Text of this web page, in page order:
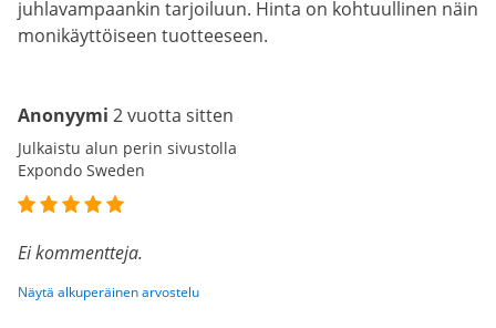
juhlavampaankin tarjoiluun. Hinta on kohtuullinen näin
monikäyttöiseen tuotteeseen.
Anonyymi 2 vuotta sitten
Julkaistu alun perin sivustolla
Expondo Sweden
Ei kommentteja.
Näytä alkuperäinen arvostelu